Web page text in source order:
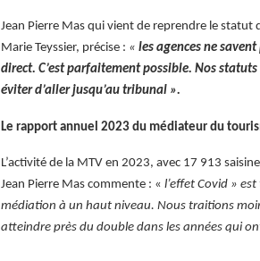
Jean Pierre Mas qui vient de reprendre le statut
Marie Teyssier, précise : « les agences ne
direct. C’est parfaitement possible. Nos
éviter d’aller jusqu’au tribunal ».
Le rapport annuel 2023 du médiateur du
L’activité de la MTV en 2023, avec 17 913
Jean Pierre Mas commente : « l’effet Covid »
médiation à un haut niveau. Nous traitions
atteindre près du double dans les années qui